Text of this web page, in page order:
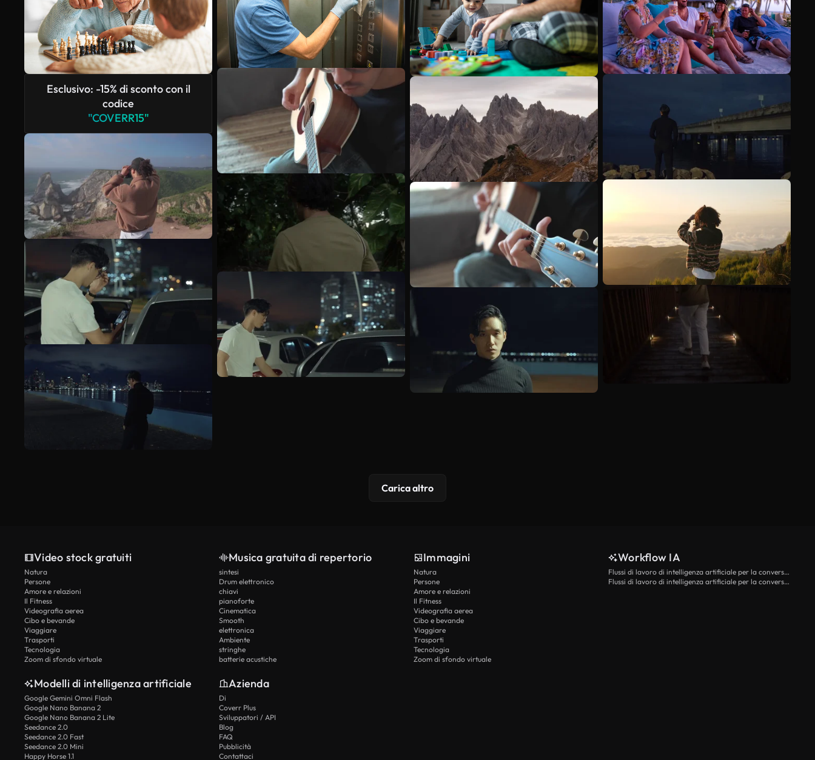
Esclusivo: -15% di sconto con il
codice
"COVERR15"
Scopri di più
Carica altro
Video stock gratuiti
Natura
Persone
Amore e relazioni
Il Fitness
Videografia aerea
Cibo e bevande
Viaggiare
Trasporti
Tecnologia
Zoom di sfondo virtuale
Musica gratuita di repertorio
sintesi
Drum elettronico
chiavi
pianoforte
Cinematica
Smooth
elettronica
Ambiente
stringhe
batterie acustiche
Immagini
Natura
Persone
Amore e relazioni
Il Fitness
Videografia aerea
Cibo e bevande
Viaggiare
Trasporti
Tecnologia
Zoom di sfondo virtuale
Workflow IA
Flussi di lavoro di intelligenza artificiale per la conversione da testo a video
Flussi di lavoro di intelligenza artificiale per la conversione di immagini in video
Modelli di intelligenza artificiale
Google Gemini Omni Flash
Google Nano Banana 2
Google Nano Banana 2 Lite
Seedance 2.0
Seedance 2.0 Fast
Seedance 2.0 Mini
Happy Horse 1.1
Azienda
Di
Coverr Plus
Sviluppatori / API
Blog
FAQ
Pubblicità
Contattaci